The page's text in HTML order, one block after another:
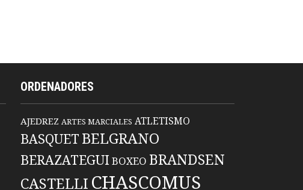
ORDENADORES
AJEDREZ ARTES MARCIALES ATLETISMO
BASQUET BELGRANO
BERAZATEGUIBOXEO BRANDSEN
CASTELLI CHASCOMUS